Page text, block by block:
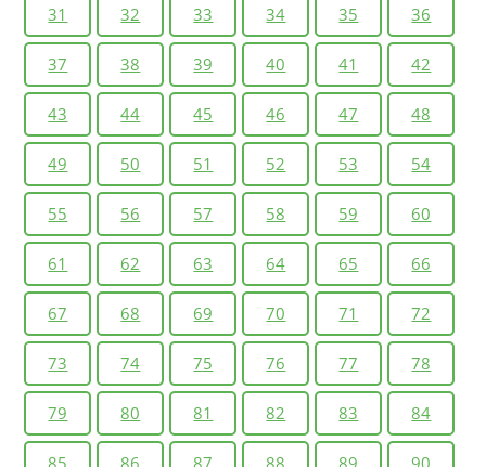
31 32 33 34 35 36
37 38 39 40 41 42
43 44 45 46 47 48
49 50 51 52 53 54
55 56 57 58 59 60
61 62 63 64 65 66
67 68 69 70 71 72
73 74 75 76 77 78
79 80 81 82 83 84